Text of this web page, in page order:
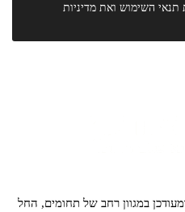
תנאי השימוש ואת מדיניות
במגוון רחב של תחומים, החל